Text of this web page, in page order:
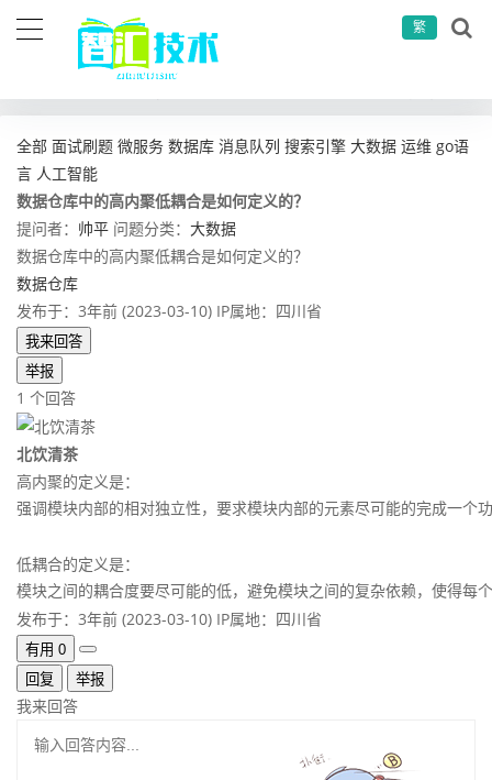
繁
全部 面试刷题 微服务 数据库 消息队列 搜索引擎 大数据 运维 go语
言 人工智能
数据仓库中的高内聚低耦合是如何定义的？
提问者： 帅平 问题分类： 大数据
数据仓库中的高内聚低耦合是如何定义的？
数据仓库
发布于：3年前 (2023-03-10) IP属地：四川省
我来回答
举报
1 个回答
北饮清茶
高内聚的定义是：
强调模块内部的相对独立性，要求模块内部的元素尽可能的完成一个
低耦合的定义是：
模块之间的耦合度要尽可能的低，避免模块之间的复杂依赖，使得每
发布于：3年前 (2023-03-10) IP属地：四川省
有用 0
回复
举报
我来回答